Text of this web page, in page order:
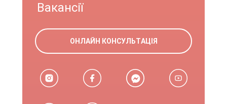
Вакансії
ОНЛАЙН КОНСУЛЬТАЦІЯ